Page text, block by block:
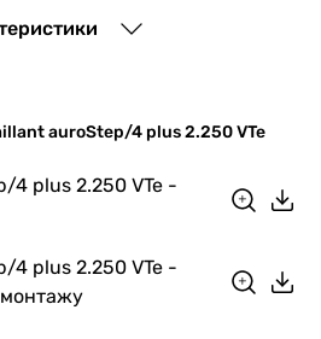
2 шт
%
auroStep/4 plus 2.250 VTe
4 plus 2.250 VTe -
4 plus 2.250 VTe -